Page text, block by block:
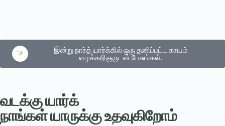
இன்று நார்த் யார்க்கில் ஒரு தனிப்பட்ட காயம்
வழக்கறிஞருடன் பேசுங்கள்.
வடக்கு யார்க்
நாங்கள் யாருக்கு உதவுகிறோம்